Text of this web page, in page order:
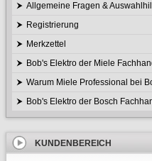
Allgemeine Fragen &
Registrierung
Merkzettel
Bob's Elektro der Miele
Warum Miele Professional bei
Bob's Elektro der Bosch
KUNDENBEREICH